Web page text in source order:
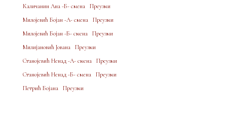
Каличанин Ана -Б- смена
Преузми
Милојевић Бојан -A- смена
Преузми
Милојевић Бојан -Б- смена
Преузми
Милијановић Јована
Преузми
Станојевић Ненад -A- смена
Преузми
Станојевић Ненад -Б- смена
Преузми
Петрић Бојана
Преузми